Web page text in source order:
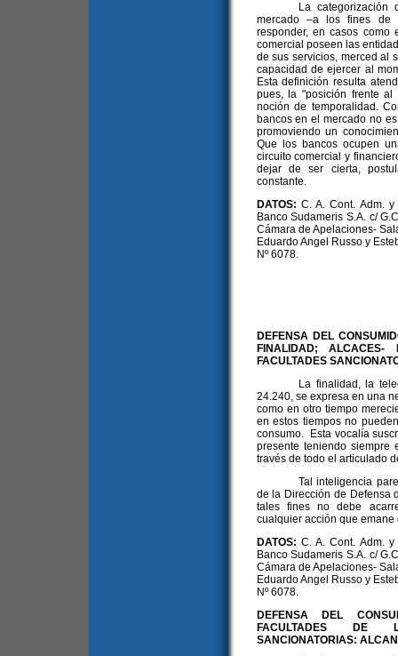
La
mercado –a los fines de
responder, en casos
comercial poseen las
de sus servicios, merced al
capacidad de ejercer al
Esta definición resulta
pues, la "posición frente al
noción de temporalidad.
bancos en el mercado no
promoviendo un
Que los bancos ocupen
circuito comercial y
dejar de ser cierta,
constante.
DATOS: C. A. Cont. Adm.
Banco Sudameris S.A. c/
Cámara de Apelaciones-
Eduardo Angel Russo y
Nº 6078.
DEFENSA DEL
FINALIDAD; ALCACES-
FACULTADES
La finalidad, la
24.240, se expresa en una
como en otro tiempo
en estos tiempos no
consumo. Esta vocalía
presente teniendo siempre
través de todo el articulado
Tal inteligencia
de la Dirección de Defensa
tales fines no debe
cualquier acción que
DATOS: C. A. Cont. Adm.
Banco Sudameris S.A. c/
Cámara de Apelaciones-
Eduardo Angel Russo y
Nº 6078.
DEFENSA DEL
FACULTADES DE
SANCIONATORIAS: